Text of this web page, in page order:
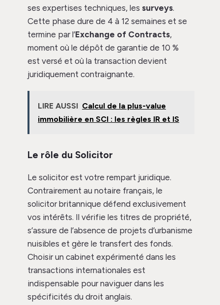
ses expertises techniques, les surveys.
Cette phase dure de 4 à 12 semaines et se
termine par l’Exchange of Contracts,
moment où le dépôt de garantie de 10 %
est versé et où la transaction devient
juridiquement contraignante.
LIRE AUSSI Calcul de la plus-value
immobilière en SCI : les règles IR et IS
Le rôle du Solicitor
Le solicitor est votre rempart juridique.
Contrairement au notaire français, le
solicitor britannique défend exclusivement
vos intérêts. Il vérifie les titres de propriété,
s’assure de l’absence de projets d’urbanisme
nuisibles et gère le transfert des fonds.
Choisir un cabinet expérimenté dans les
transactions internationales est
indispensable pour naviguer dans les
spécificités du droit anglais.